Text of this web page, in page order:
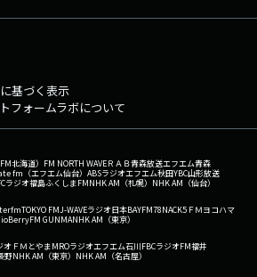
基づく表示
フォームラボについて
北海道） FM NORTH WAVEＲＡＢ青森放送エフエム青森
fm（エフエム仙台） ABSラジオエフエム秋田YBC山形放送
ラジオ福島ふくしまFMNHK AM（札幌） NHK AM（仙台）
TOKYO FMJ-WAVEラジオ日本BAYFM78NACK5 ＦＭヨコハマ
FM GUNMANHK AM（東京）
オ ＦＭとやまMROラジオエフエム石川FBCラジオFM福井
野NHK AM（東京） NHK AM（名古屋）